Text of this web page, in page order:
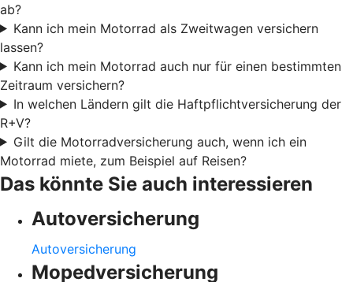
ab?
Kann ich mein Motorrad als Zweitwagen versichern
lassen?
Kann ich mein Motorrad auch nur für einen bestimmten
Zeitraum versichern?
In welchen Ländern gilt die Haftpflichtversicherung der
R+V?
Gilt die Motorradversicherung auch, wenn ich ein
Motorrad miete, zum Beispiel auf Reisen?
Das könnte Sie auch interessieren
Autoversicherung
Autoversicherung
Mopedversicherung